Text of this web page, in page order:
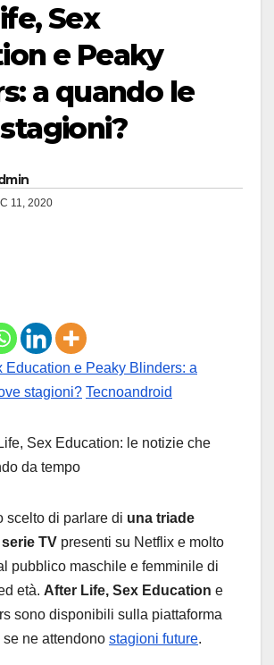
Sex
e Peaky
a quando le
11, 2020
Education e Peaky Blinders: a
stagioni? Tecnoandroid
scelto di parlare di una triade
TV presenti su Netflix e molto
pubblico maschile e femminile di
età. After Life, Sex Education e
sono disponibili sulla piattaforma
ne attendono stagioni future.